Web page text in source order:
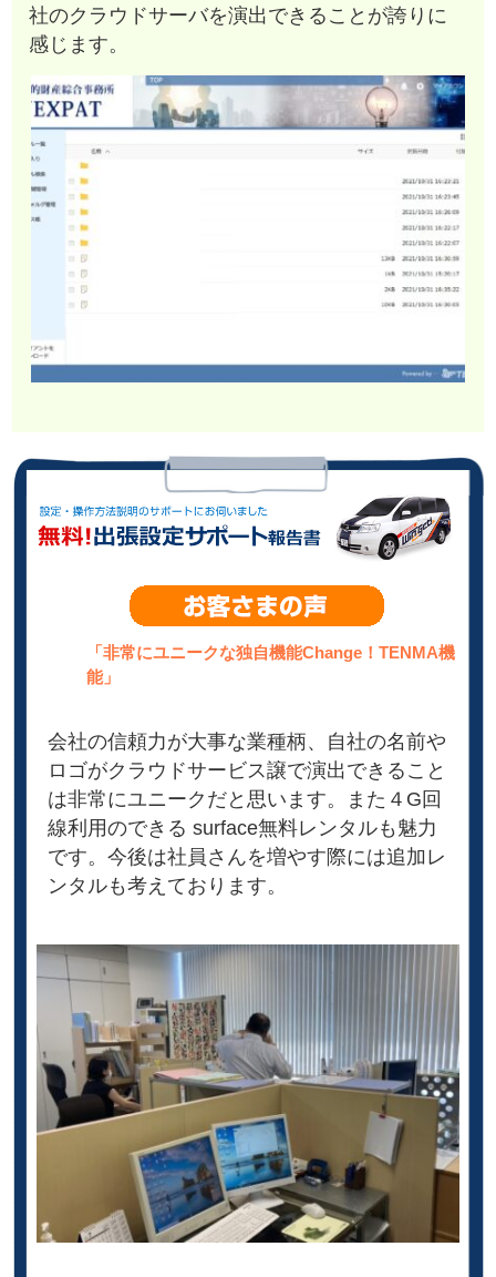
社のクラウドサーバを演出できることが誇りに
感じます。
「非常にユニークな独自機能Change！TENMA機
能」
会社の信頼力が大事な業種柄、自社の名前や
ロゴがクラウドサービス譲で演出できること
は非常にユニークだと思います。また４G回
線利用のできる surface無料レンタルも魅力
です。今後は社員さんを増やす際には追加レ
ンタルも考えております。